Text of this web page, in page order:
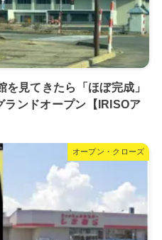
を見てきたら「ほぼ完成」
ランドオープン【IRISOア
オープン・クローズ